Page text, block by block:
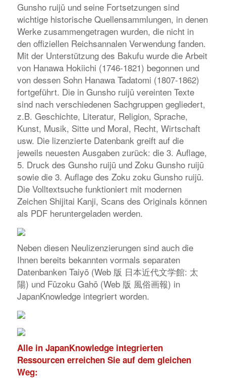
Gunsho ruijūund seine Fortsetzungen sind
wichtige historische Quellensammlungen, in denen
Werke zusammengetragen wurden, die nicht in
den offiziellen Reichsannalen Verwendung fanden.
Mit der Unterstützung des Bakufu wurde die Arbeit
von Hanawa Hokiichi (1746-1821) begonnen und
von dessen Sohn Hanawa Tadatomi (1807-1862)
fortgeführt. Die in Gunsho ruijūvereinten Texte
sind nach verschiedenen Sachgruppen gegliedert,
z.B. Geschichte, Literatur, Religion, Sprache,
Kunst, Musik, Sitte und Moral, Recht, Wirtschaft
usw. Die lizenzierte Datenbank greift auf die
jeweils neuesten Ausgaben zurück: die 3. Auflage,
5. Druck des Gunsho ruijūund Zoku Gunsho ruijū
sowie die 3. Auflage des Zoku zoku Gunsho ruijū.
Die Volltextsuche funktioniert mit modernen
Zeichen Shijitai Kanji, Scans des Originals können
als PDF heruntergeladen werden.
Neben diesen Neulizenzierungen sind auch die
Ihnen bereits bekannten vormals separaten
Datenbanken Taiyō (Web 版 日本近代文学館: 太
陽) und Fūzoku Gahō(Web 版 風俗画報) in
JapanKnowledge integriert worden.
Alle in JapanKnowledge integrierten
Ressourcen erreichen Sie auf dem gleichen
Weg: